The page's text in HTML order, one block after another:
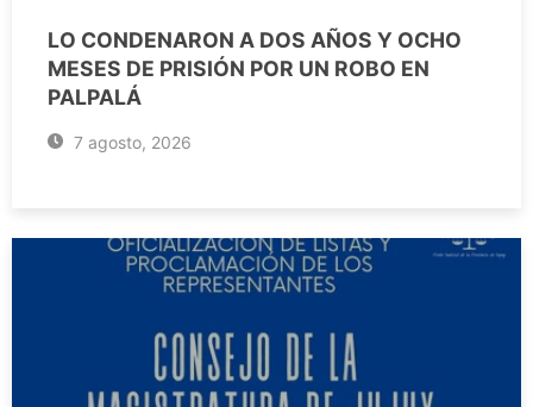
LO CONDENARON A DOS AÑOS Y OCHO
MESES DE PRISIÓN POR UN ROBO EN
PALPALÁ
7 agosto, 2026